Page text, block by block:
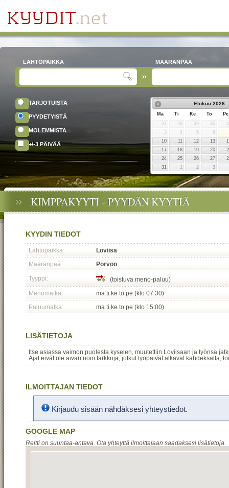
LÄHTÖPAIKKA MÄÄRÄNPÄÄ
TARJOTUISTA
PYYDETYISTÄ
MOLEMMISTA
+/-3 PÄIVÄÄ
Elokuu 2026
Ma Ti Ke To
Pe
27
28 29 30
3
4 5
6
10
11 12 13
17
18 19 20
24
25 26 27
31
1 2 3
KIMPPAKYYTI - PYYDÄN KYYTIÄ
KYYDIN TIEDOT
Lähtöpaikka:
Loviisa
Määränpää:
Porvoo
Tyyppi:
(toistuva meno-paluu)
Menomatka:
ma ti ke to pe (klo 07:30)
Paluumatka:
ma ti ke to pe (klo 15:00)
LISÄTIETOJA
Itse asiassa vaimon puolesta kyselen, muutettiin Loviisaan ja työnsä
Ajat eivät ole aivan noin tarkkoja, jotkut työpäivät alkavat kahdeksalta,
ILMOITTAJAN TIEDOT
Kirjaudu sisään nähdäksesi yhteystiedot.
GOOGLE MAP
Reitti on suuntaa-antava. Ota yhteyttä ilmoittajaan saadaksesi lisätietoja.